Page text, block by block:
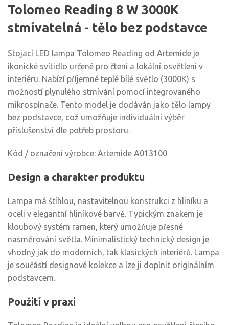
Tolomeo Reading 8 W 3000K
stmívatelná - tělo bez podstavce
Stojací LED lampa Tolomeo Reading od Artemide je
ikonické svítidlo určené pro čtení a lokální osvětlení v
interiéru. Nabízí příjemné teplé bílé světlo (3000K) s
možností plynulého stmívání pomocí integrovaného
mikrospínače. Tento model je dodáván jako tělo lampy
bez podstavce, což umožňuje individuální výběr
příslušenství dle potřeb prostoru.
Kód / označení výrobce: Artemide A013100
Design a charakter produktu
Lampa má štíhlou, nastavitelnou konstrukci z hliníku a
oceli v elegantní hliníkové barvě. Typickým znakem je
kloubový systém ramen, který umožňuje přesné
nasměrování světla. Minimalistický technický design je
vhodný jak do moderních, tak klasických interiérů. Lampa
je součástí designové kolekce a lze ji doplnit originálním
podstavcem.
Použití v praxi